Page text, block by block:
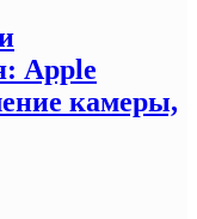
Apple
камеры,